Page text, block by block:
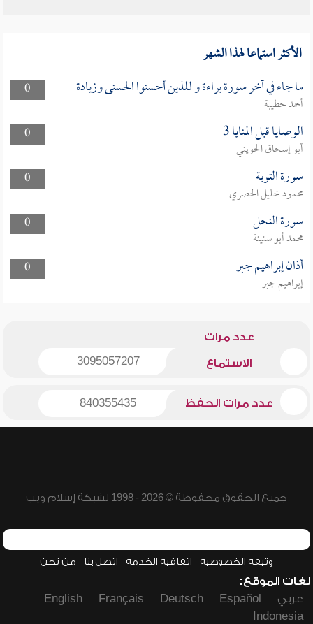
الأكثر استماعا لهذا الشهر
0 ما جاء في آخر سورة براءة و للذين أحسنوا الحسنى وزيادة
أحمد حطيبة
0
الوصايا قبل المنايا 3
أبو إسحاق الحويني
0
سورة التوبة
محمود خليل الحصري
0
سورة النحل
محمد أبو سنينة
0
أذان إبراهيم جبر
إبراهيم جبر
عدد مرات
الاستماع 3095057207
عدد مرات الحفظ 840355435
جميع الحقوق محفوظة © 2026 - 1998 لشبكة إسلام ويب
وثيقة الخصوصية اتفاقية الخدمة اتصل بنا من نحن
لغات الموقع:
عربي
Español
Deutsch
Français
English
Indonesia